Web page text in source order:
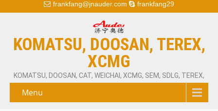
frankfang@jnauder.com frankfang29
KOMATSU, DOOSAN, TEREX,
XCMG
KOMATSU, DOOSAN, CAT, WEICHAI, XCMG, SEM, SDLG, TEREX,
Menu